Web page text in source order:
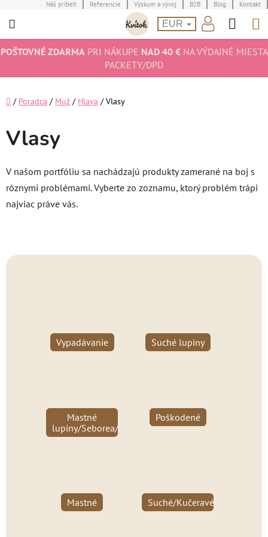
na
Náš príbeh Referencie Výskum a vývoj B2B Blog Kontakt
EUR
POŠTOVNÉ ZDARMAPRI NÁKUPE NAD 40 €NA VÝDAJNÉ MIESTA
PACKETY/DPD
Domov
/ Poradca / Muž / Hlava / Vlasy
Vlasy
V našom portfóliu sa nachádzajú produkty zamerané na boj s
rôznymi problémami. Vyberte zo zoznamu, ktorý problém trápi
najviac práve vás.
Vypadávanie Suché lupiny
Mastné
lupiny/Seborea/Psoriáza
Poškodené
Mastné Suché/Kučeravé